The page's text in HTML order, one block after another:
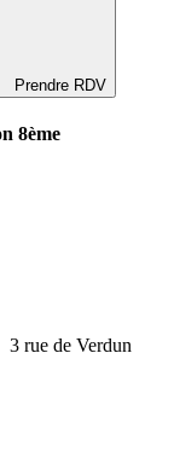
Prendre RDV
8ème
3 rue de Verdun